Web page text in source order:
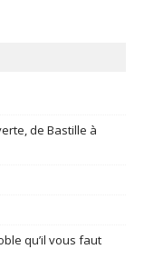
de Bastille à
qu’il vous faut